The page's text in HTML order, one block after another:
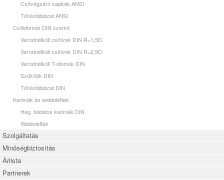
Csővégzáró sapkák ANSI
Tűréstáblázat ANSI
Csőidomok DIN szerint
Varratnélküli csőívek DIN R=1,5D
Varratnélküli csőívek DIN R=2,5D
Varratnélküli T-idomok DIN
Szűkítők DIN
Tűréstáblázat DIN
Karimák és weldolettek
Heg. toldatos karimák DIN
Weldolettek
Szolgáltatás
Minőségbiztosítás
Árlista
Partnerek